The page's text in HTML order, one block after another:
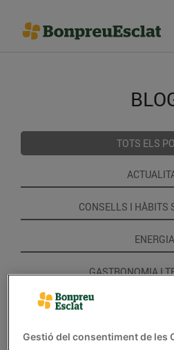
TOTS ELS
CONSELLS I HÀBITS
ENERGIA
GASTRONOMIA I
Gestió del consentiment de les